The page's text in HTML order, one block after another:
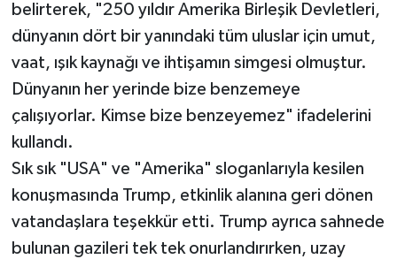
belirterek, "250 yıldır Amerika Birleşik Devletleri,
dünyanın dört bir yanındaki tüm uluslar için umut,
vaat, ışık kaynağı ve ihtişamın simgesi olmuştur.
Dünyanın her yerinde bize benzemeye
çalışıyorlar. Kimse bize benzeyemez" ifadelerini
kullandı.
Sık sık "USA" ve "Amerika" sloganlarıyla kesilen
konuşmasında Trump, etkinlik alanına geri dönen
vatandaşlara teşekkür etti. Trump ayrıca sahnede
bulunan gazileri tek tek onurlandırırken, uzay